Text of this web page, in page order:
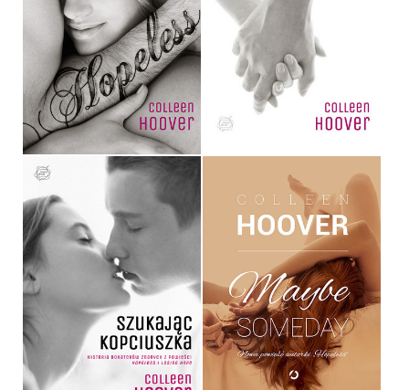
HOPELESS
COLLEEN HOOVER
OPRAWA MIĘKKA
34,90 ZŁ
LOSING HOPE
COLLEEN HOOVER
OPRAWA MIĘKKA
34,90 ZŁ
SZUKAJĄC KOPCIUSZKA
COLLEEN HOOVER
17,90 ZŁ
MAYBE SOMEDAY
COLLEEN HOOVER
OPRAWA MIĘKKA
36,90 ZŁ